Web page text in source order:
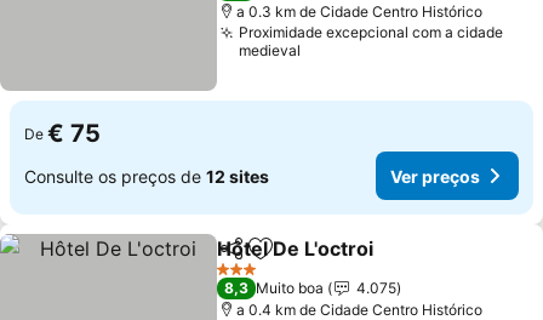
a 0.3 km de Cidade Centro Histórico
Proximidade excepcional com a cidade
medieval
De € 75
Consulte os preços de 12 sites Ver preços
PartilharAdicionar aos favoritos
Hôtel De L'octroi
3 Estrelas
8,3 Muito boa
4.075
a 0.4 km de Cidade Centro Histórico